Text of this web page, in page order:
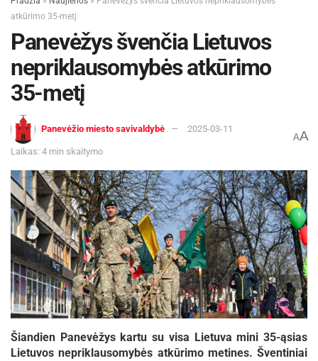
atkūrimo 35-metį
Panevėžys švenčia Lietuvos
nepriklausomybės atkūrimo
35-metį
Panevėžio miesto savivaldybė 2025-03-11
Laikas: 4 min skaitymo
AA
Šiandien Panevėžys kartu su visa Lietuva mini 35-ąsias
Lietuvos nepriklausomybės atkūrimo metines. Šventiniai